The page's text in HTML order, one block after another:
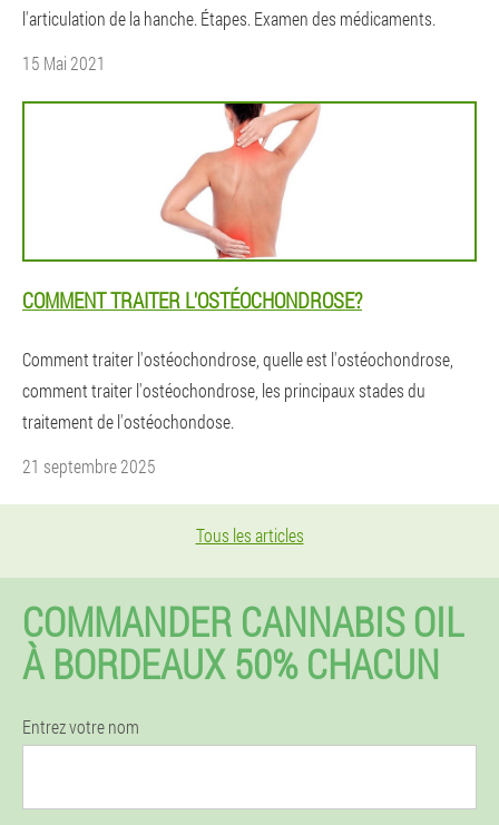
l'articulation de la hanche. Étapes. Examen des médicaments.
15 Mai 2021
COMMENT TRAITER L'OSTÉOCHONDROSE?
Comment traiter l'ostéochondrose, quelle est l'ostéochondrose,
comment traiter l'ostéochondrose, les principaux stades du
traitement de l'ostéochondose.
21 septembre 2025
Tous les articles
COMMANDER CANNABIS OIL
À BORDEAUX 50% CHACUN
Entrez votre nom